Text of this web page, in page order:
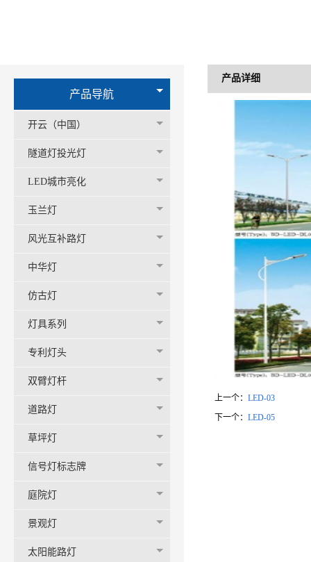
产品导航
开云（中国）
隧道灯投光灯
LED城市亮化
玉兰灯
风光互补路灯
中华灯
仿古灯
灯具系列
专利灯头
双臂灯杆
道路灯
草坪灯
信号灯标志牌
庭院灯
景观灯
太阳能路灯
产品详细
上一个： LED-03
下一个： LED-05